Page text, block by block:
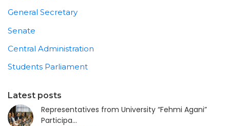
General Secretary
Senate
Central Administration
Students Parliament
Latest posts
Representatives from University “Fehmi Agani”
Participa...